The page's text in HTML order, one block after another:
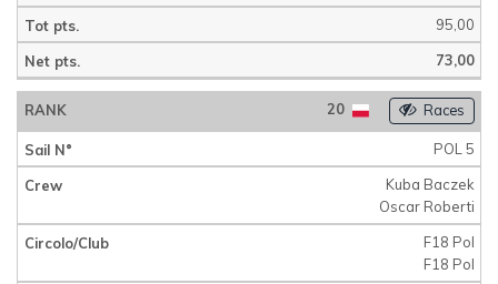
95,00
73,00
20 Races
POL 5
Kuba Baczek
Oscar Roberti
F18 Pol
F18 Pol